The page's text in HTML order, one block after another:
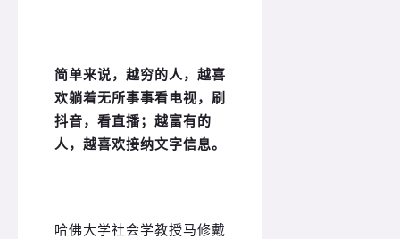
简单来说，越穷的人，越喜
欢躺着无所事事看电视，刷
抖音，看直播；越富有的
人，越喜欢接纳文字信息。
哈佛大学社会学教授马修戴